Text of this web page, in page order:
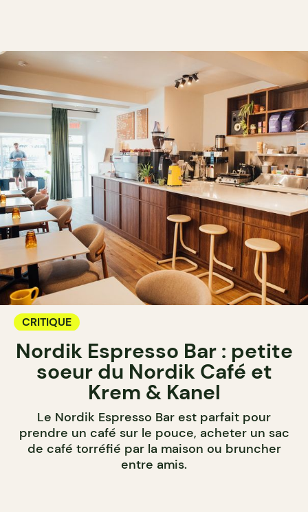
CRITIQUE
Nordik Espresso Bar : petite
soeur du Nordik Café et
Krem & Kanel
Le Nordik Espresso Bar est parfait pour
prendre un café sur le pouce, acheter un sac
de café torréfié par la maison ou bruncher
entre amis.